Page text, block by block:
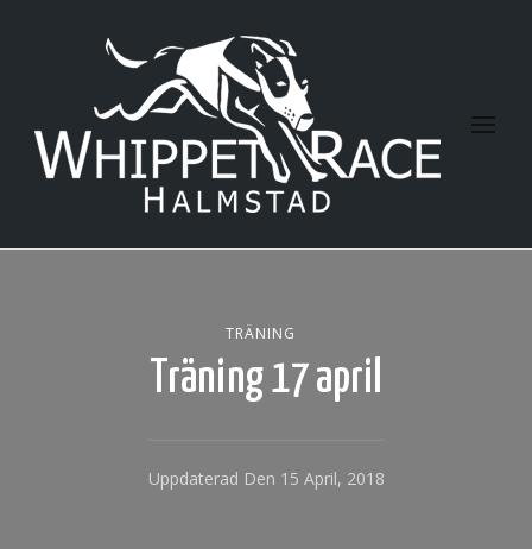
Halmstad Whippet Race
TRÄNING
Träning 17 april
Uppdaterad Den 15 April, 2018